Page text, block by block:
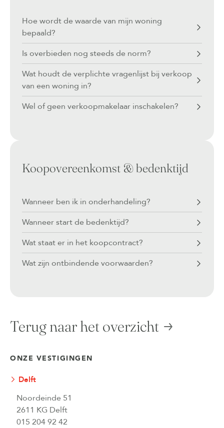
Hoe wordt de waarde van mijn woning
bepaald?
Is overbieden nog steeds de norm?
Wat houdt de verplichte vragenlijst bij verkoop
van een woning in?
Wel of geen verkoopmakelaar inschakelen?
Koopovereenkomst & bedenktijd
Wanneer ben ik in onderhandeling?
Wanneer start de bedenktijd?
Wat staat er in het koopcontract?
Wat zijn ontbindende voorwaarden?
Terug naar het overzicht
ONZE VESTIGINGEN
Delft
Noordeinde 51
2611 KG Delft
015 204 92 42